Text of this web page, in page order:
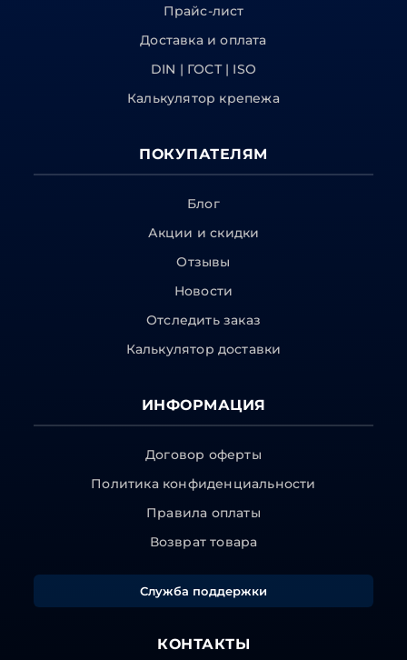
Прайс-лист
Доставка и оплата
DIN | ГОСТ | ISO
Калькулятор крепежа
ПОКУПАТЕЛЯМ
Блог
Акции и скидки
Отзывы
Новости
Отследить заказ
Калькулятор доставки
ИНФОРМАЦИЯ
Договор оферты
Политика конфиденциальности
Правила оплаты
Возврат товара
Служба поддержки
КОНТАКТЫ